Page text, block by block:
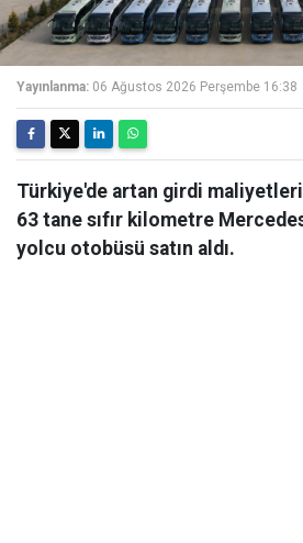
Yayınlanma: 06 Ağustos 2026 Perşembe 16:38
Türkiye'de artan girdi
63 tane sıfır kilometre
yolcu otobüsü satın aldı.